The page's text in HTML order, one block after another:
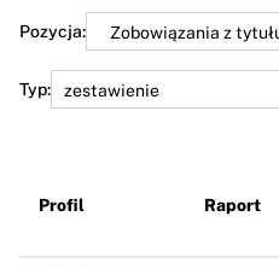
Pozycja:
Typ:
Profil Raport